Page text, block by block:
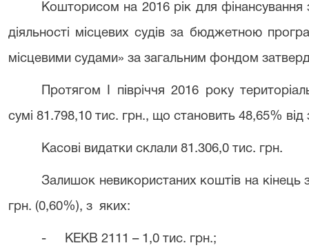
Кошторисом на 2016 рік для фінансування
діяльності місцевих судів за бюджетною
місцевими судами» за загальним фондом
Протягом І півріччя 2016 року
сумі 81.798,10 тис. грн., що становить 48,65%
Касові видатки склали 81.306,0 тис. грн.
Залишок невикористаних коштів на кінець
грн. (0,60%), з яких:
- КЕКВ 2111 – 1,0 тис. грн.;